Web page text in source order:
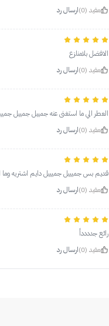
مفيد (0)
ارسال رد
الافضل بلامنازع
مفيد (0)
ارسال رد
العطر الي ما استغنى عنه جمييل جمييل
مفيد (0)
ارسال رد
قديم بس جميييل جميييل دايم اشتريه وما
مفيد (0)
ارسال رد
رائع جدددداً
مفيد (0)
ارسال رد